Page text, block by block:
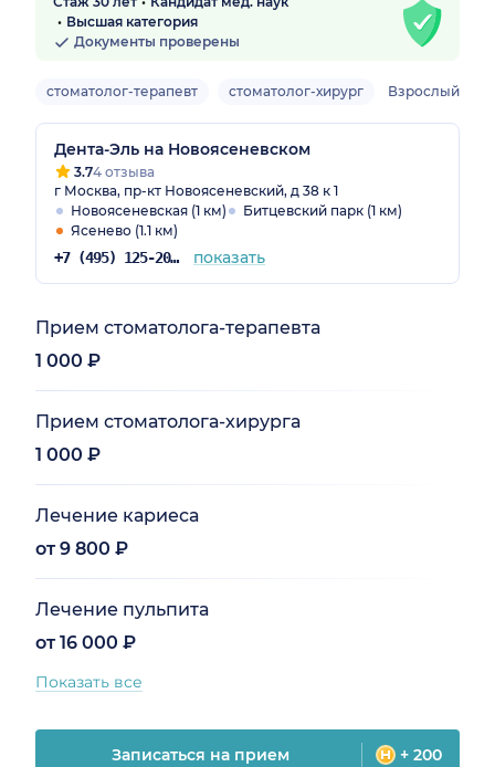
Высшая категория
Документы проверены
стоматолог-терапевт стоматолог-хирург Взрослый
Дента-Эль на Новоясеневском
3.74 отзыва
г Москва, пр-кт Новоясеневский, д 38 к 1
Новоясеневская (1 км)
Битцевский парк (1 км)
Ясенево (1.1 км)
+7 (495) 125-20-98 показать
Прием стоматолога-терапевта
1 000 ₽
Прием стоматолога-хирурга
1 000 ₽
Лечение кариеса
от 9 800 ₽
Лечение пульпита
от 16 000 ₽
Показать все
Записаться на прием + 200